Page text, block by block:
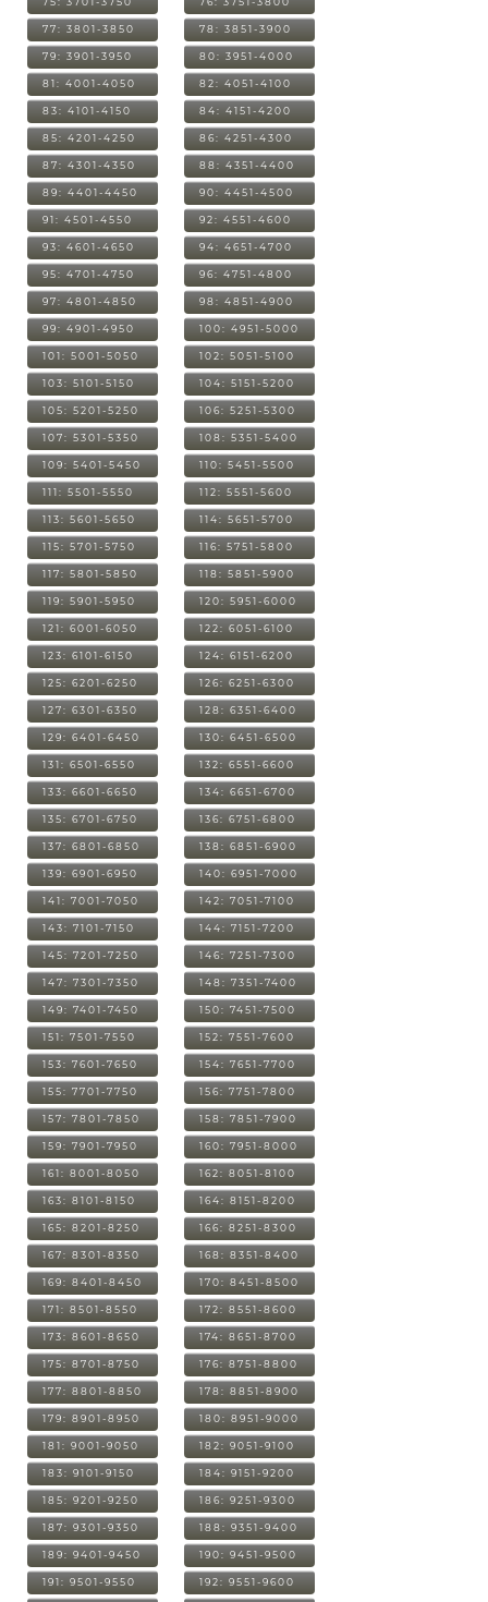
77: 3801-3850 78: 3851-3900
79: 3901-3950 80: 3951-4000
81: 4001-4050 82: 4051-4100
83: 4101-4150 84: 4151-4200
85: 4201-4250 86: 4251-4300
87: 4301-4350 88: 4351-4400
89: 4401-4450 90: 4451-4500
91: 4501-4550 92: 4551-4600
93: 4601-4650 94: 4651-4700
95: 4701-4750 96: 4751-4800
97: 4801-4850 98: 4851-4900
99: 4901-4950 100: 4951-5000
101: 5001-5050 102: 5051-5100
103: 5101-5150 104: 5151-5200
105: 5201-5250 106: 5251-5300
107: 5301-5350 108: 5351-5400
109: 5401-5450 110: 5451-5500
111: 5501-5550 112: 5551-5600
113: 5601-5650 114: 5651-5700
115: 5701-5750 116: 5751-5800
117: 5801-5850 118: 5851-5900
119: 5901-5950 120: 5951-6000
121: 6001-6050 122: 6051-6100
123: 6101-6150 124: 6151-6200
125: 6201-6250 126: 6251-6300
127: 6301-6350 128: 6351-6400
129: 6401-6450 130: 6451-6500
131: 6501-6550 132: 6551-6600
133: 6601-6650 134: 6651-6700
135: 6701-6750 136: 6751-6800
137: 6801-6850 138: 6851-6900
139: 6901-6950 140: 6951-7000
141: 7001-7050 142: 7051-7100
143: 7101-7150 144: 7151-7200
145: 7201-7250 146: 7251-7300
147: 7301-7350 148: 7351-7400
149: 7401-7450 150: 7451-7500
151: 7501-7550 152: 7551-7600
153: 7601-7650 154: 7651-7700
155: 7701-7750 156: 7751-7800
157: 7801-7850 158: 7851-7900
159: 7901-7950 160: 7951-8000
161: 8001-8050 162: 8051-8100
163: 8101-8150 164: 8151-8200
165: 8201-8250 166: 8251-8300
167: 8301-8350 168: 8351-8400
169: 8401-8450 170: 8451-8500
171: 8501-8550 172: 8551-8600
173: 8601-8650 174: 8651-8700
175: 8701-8750 176: 8751-8800
177: 8801-8850 178: 8851-8900
179: 8901-8950 180: 8951-9000
181: 9001-9050 182: 9051-9100
183: 9101-9150 184: 9151-9200
185: 9201-9250 186: 9251-9300
187: 9301-9350 188: 9351-9400
189: 9401-9450 190: 9451-9500
191: 9501-9550 192: 9551-9600